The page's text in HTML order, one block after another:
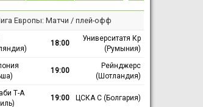
Европы: Матчи / плей-офф
18:00
Университатя Кр
(Румыния)
19:00
Рейнджерс
(Шотландия)
Т-А
19:00 ЦСКА С (Болгария)